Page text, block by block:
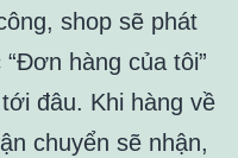
shop sẽ phát
hàng của tôi”
đâu. Khi hàng về
chuyển sẽ nhận,